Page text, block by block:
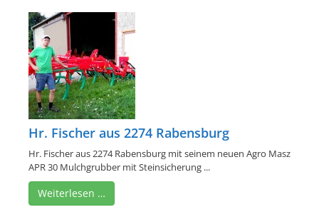
Hr. Fischer aus 2274 Rabensburg
Hr. Fischer aus 2274 Rabensburg mit seinem neuen Agro Masz
APR 30 Mulchgrubber mit Steinsicherung ...
Weiterlesen …